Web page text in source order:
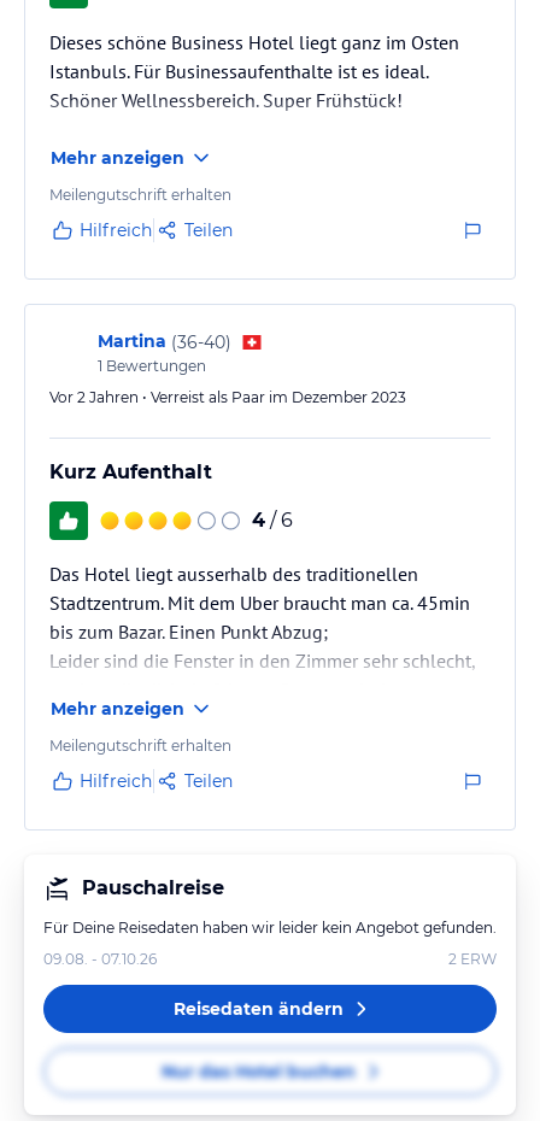
Dieses schöne Business Hotel liegt ganz im Osten
Istanbuls. Für Businessaufenthalte ist es ideal.
Schöner Wellnessbereich. Super Frühstück!
Mehr anzeigen
Meilengutschrift erhalten
Hilfreich Teilen
Martina (36-40)
1 Bewertungen
Vor 2 Jahren • Verreist als Paar im Dezember 2023
Kurz Aufenthalt
4 / 6
Das Hotel liegt ausserhalb des traditionellen
Stadtzentrum. Mit dem Uber braucht man ca. 45min
bis zum Bazar. Einen Punkt Abzug;
Leider sind die Fenster in den Zimmer sehr schlecht,
Kreisverkehr stark zuhören ist in den Zimmer. Die
einheimischen hupen sehr gerne :) so dass man
Abends und Morgen früh ab 7.00uhr nicht mehr ans
Mehr anzeigen
Meilengutschrift erhalten
Hilfreich Teilen
Pauschalreise
Für Deine Reisedaten haben wir leider kein Angebot gefunden.
09.08. - 07.10.26
2 ERW
Reisedaten ändern
Nur das Hotel buchen